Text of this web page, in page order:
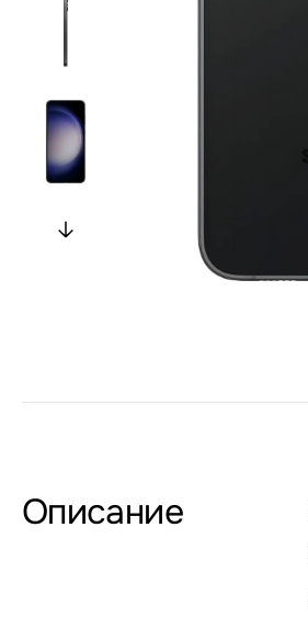
Описание